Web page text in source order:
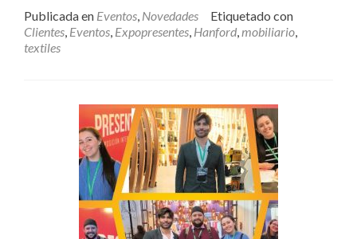
a
nuestro
su
stand
en
la
Feria
Expopresentes
2024
Publicada en Eventos, Novedades
Etiquetado con
Clientes, Eventos, Expopresentes, Hanford,mobiliario,
textiles